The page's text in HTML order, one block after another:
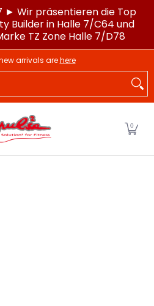
► Wir präsentieren die Top
Builder in Halle 7/C64 und
TZ Zone Halle 7/D78
IMPULSE®
arrivals arehere
0